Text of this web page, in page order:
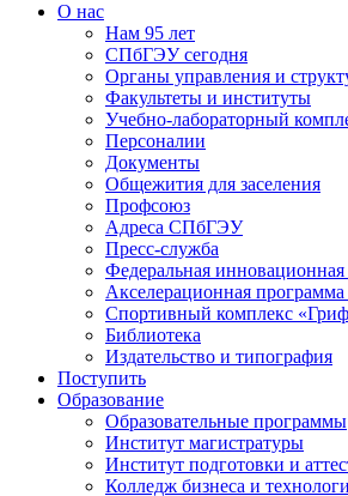
О нас
Нам 95 лет
СПбГЭУ сегодня
Органы управления и
Факультеты и институты
Учебно-лабораторный
Персоналии
Документы
Общежития для заселения
Профсоюз
Адреса СПбГЭУ
Пресс-служба
Федеральная
Акселерационная программа
Спортивный комплекс
Библиотека
Издательство и типография
Поступить
Образование
Образовательные программы
Институт магистратуры
Институт подготовки и
Колледж бизнеса и